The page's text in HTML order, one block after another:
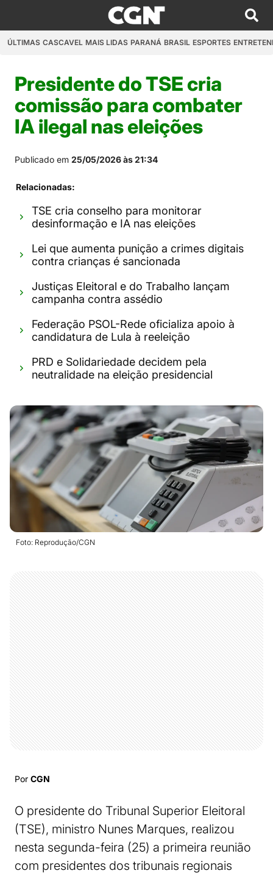
ÚLTIMAS CASCAVEL MAIS LIDAS PARANÁ BRASIL ESPORTES
Presidente do TSE cria
comissão para combater
IA ilegal nas eleições
Publicado em 25/05/2026 às 21:34
Relacionadas:
TSE cria conselho para monitorar
desinformação e IA nas eleições
Lei que aumenta punição a crimes digitais
contra crianças é sancionada
Justiças Eleitoral e do Trabalho lançam
campanha contra assédio
Federação PSOL-Rede oficializa apoio à
candidatura de Lula à reeleição
PRD e Solidariedade decidem pela
neutralidade na eleição presidencial
Foto: Reprodução/CGN
Por CGN
O presidente do Tribunal Superior Eleitoral
(TSE), ministro Nunes Marques, realizou
nesta segunda-feira (25) a primeira reunião
com presidentes dos tribunais regionais